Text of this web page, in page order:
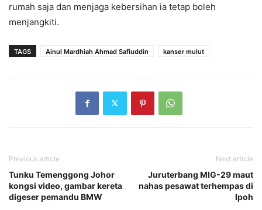
rumah saja dan menjaga kebersihan ia tetap boleh
menjangkiti.
TAGS Ainul Mardhiah Ahmad Safiuddin kanser mulut
Previous article
Tunku Temenggong Johor
kongsi video, gambar kereta
digeser pemandu BMW
Next article
Juruterbang MIG-29 maut
nahas pesawat terhempas di
Ipoh